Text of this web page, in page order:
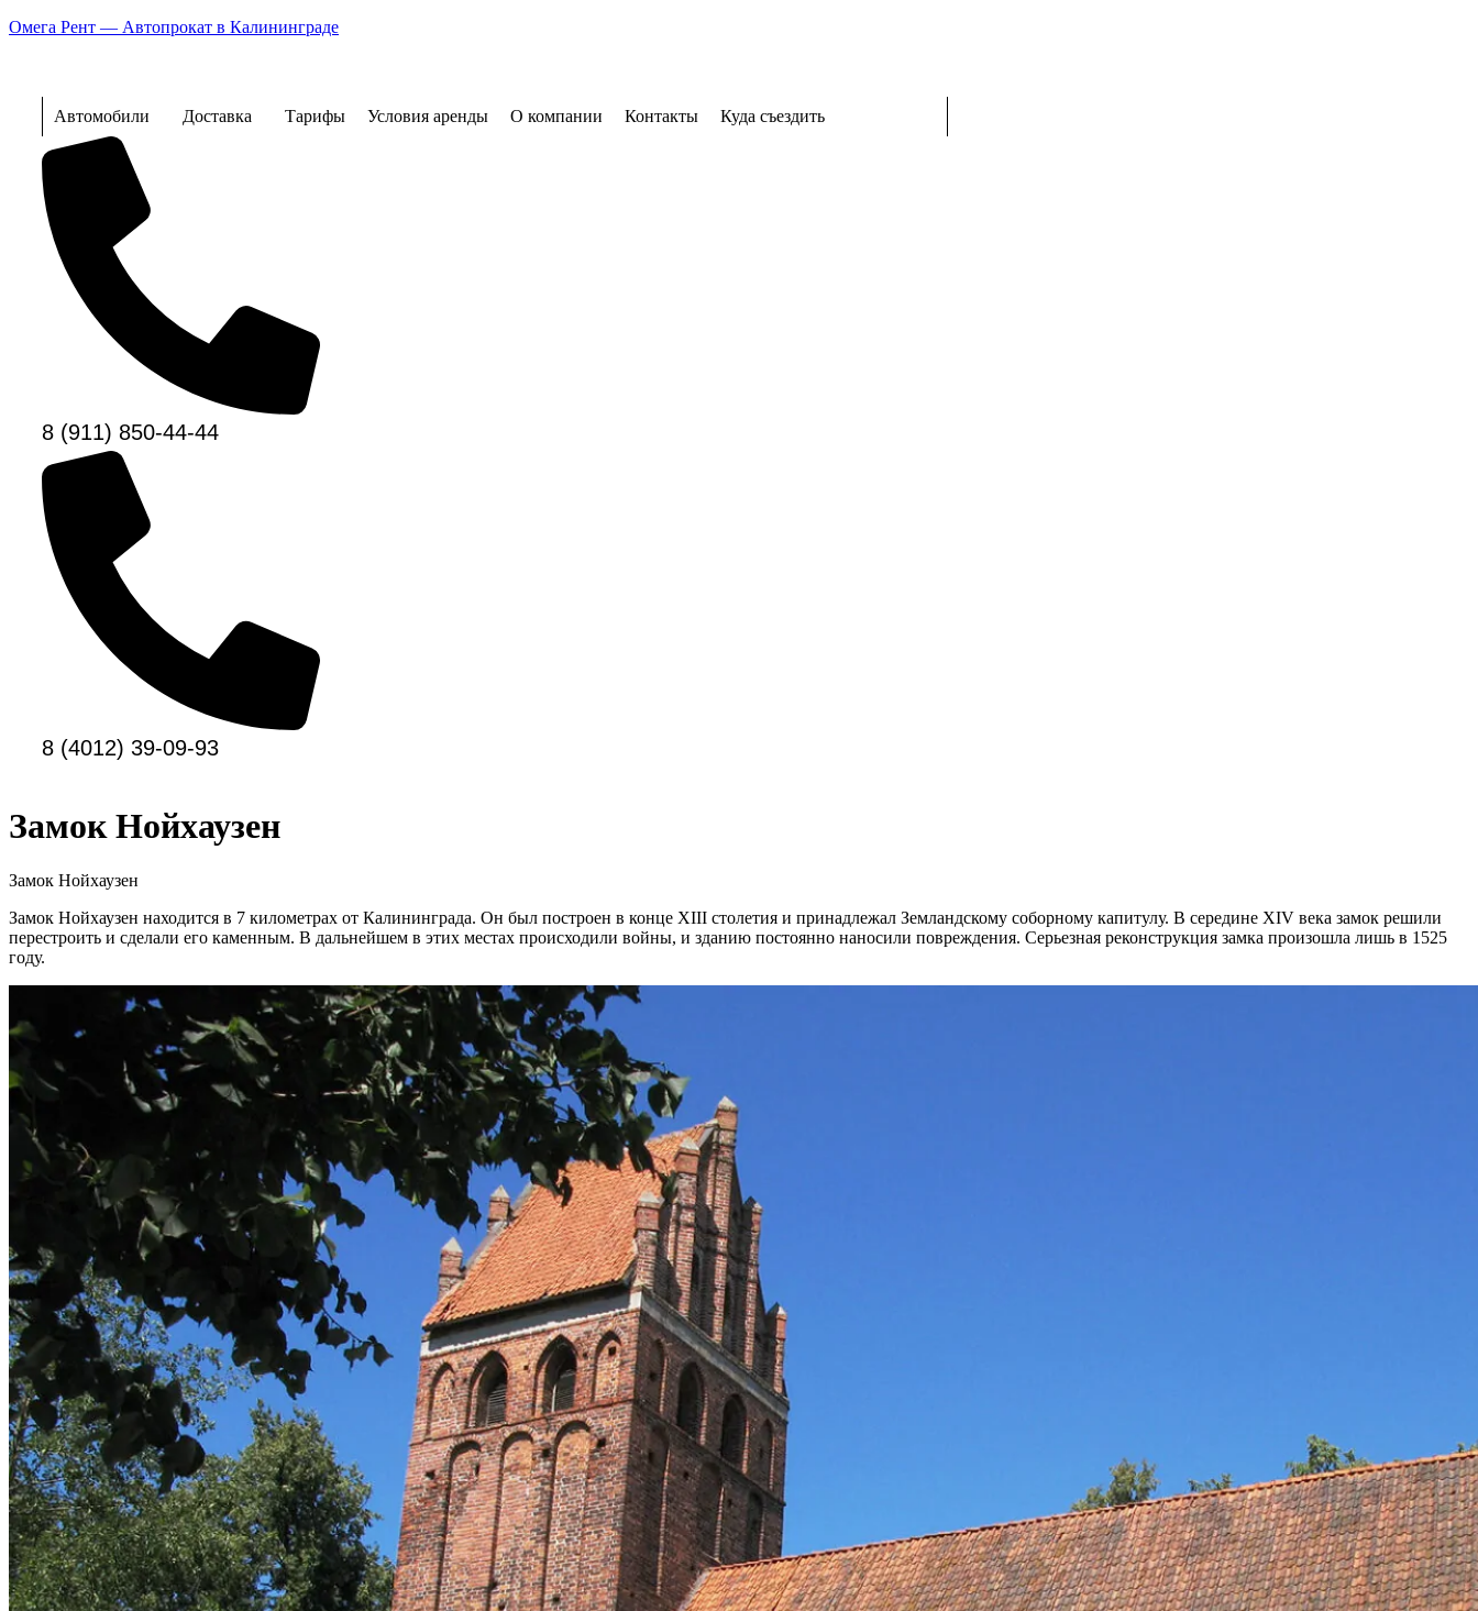
Омега Рент — Автопрокат в Калининграде
Автомобили Доставка Тарифы Условия аренды О компании Контакты Куда съездить
8 (911) 850-44-44
8 (4012) 39-09-93
Замок Нойхаузен
Замок Нойхаузен
Замок Нойхаузен находится в 7 километрах от Калининграда. Он был построен в конце XIII столетия и принадлежал Земландскому соборному капитулу. В середине XIV века замок решили
перестроить и сделали его каменным. В дальнейшем в этих местах происходили войны, и зданию постоянно наносили повреждения. Серьезная реконструкция замка произошла лишь в 1525
году.